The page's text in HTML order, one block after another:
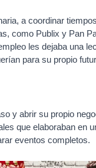
a coordinar
como Publix y Pan
les dejaba una
para su propio
y abrir su propio
que elaboraban en
eventos completos.